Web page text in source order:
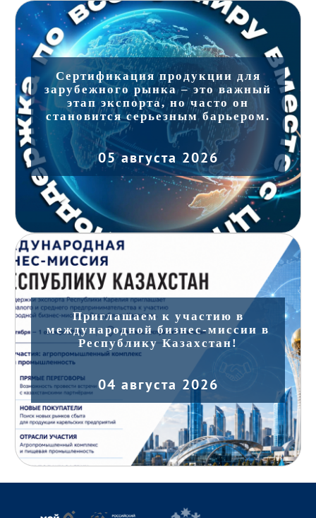
Сертификация продукции для
зарубежного рынка – это важный
этап экспорта, но часто он
становится серьезным барьером.
05 августа 2026
Приглашаем к участию в
международной бизнес-миссии в
Республику Казахстан!
04 августа 2026